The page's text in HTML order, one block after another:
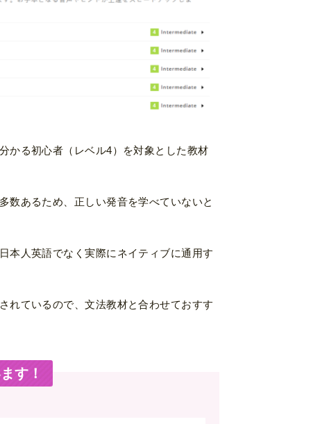
かる初心者（レベル4）を対象とした教材
数あるため、正しい発音を学べていないと
本人英語でなく実際にネイティブに通用す
れているので、文法教材と合わせておすす
す！